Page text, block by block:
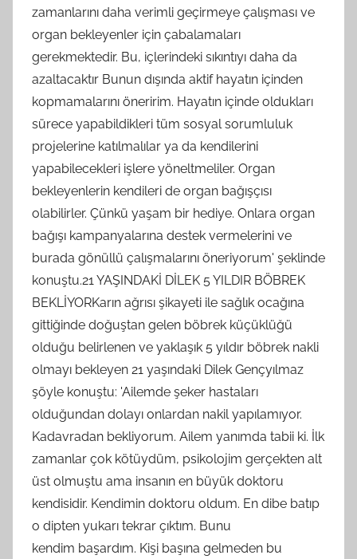
zamanlarını daha verimli geçirmeye çalışması ve
organ bekleyenler için çabalamaları
gerekmektedir. Bu, içlerindeki sıkıntıyı daha da
azaltacaktır Bunun dışında aktif hayatın içinden
kopmamalarını öneririm. Hayatın içinde oldukları
sürece yapabildikleri tüm sosyal sorumluluk
projelerine katılmalılar ya da kendilerini
yapabilecekleri işlere yöneltmeliler. Organ
bekleyenlerin kendileri de organ bağışçısı
olabilirler. Çünkü yaşam bir hediye. Onlara organ
bağışı kampanyalarına destek vermelerini ve
burada gönüllü çalışmalarını öneriyorum' şeklinde
konuştu.21 YAŞINDAKİ DİLEK 5 YILDIR BÖBREK
BEKLİYORKarın ağrısı şikayeti ile sağlık ocağına
gittiğinde doğuştan gelen böbrek küçüklüğü
olduğu belirlenen ve yaklaşık 5 yıldır böbrek nakli
olmayı bekleyen 21 yaşındaki Dilek Gençyılmaz
şöyle konuştu: 'Ailemde şeker hastaları
olduğundan dolayı onlardan nakil yapılamıyor.
Kadavradan bekliyorum. Ailem yanımda tabii ki. İlk
zamanlar çok kötüydüm, psikolojim gerçekten alt
üst olmuştu ama insanın en büyük doktoru
kendisidir. Kendimin doktoru oldum. En dibe batıp
o dipten yukarı tekrar çıktım. Bunu
kendim başardım. Kişi başına gelmeden bu